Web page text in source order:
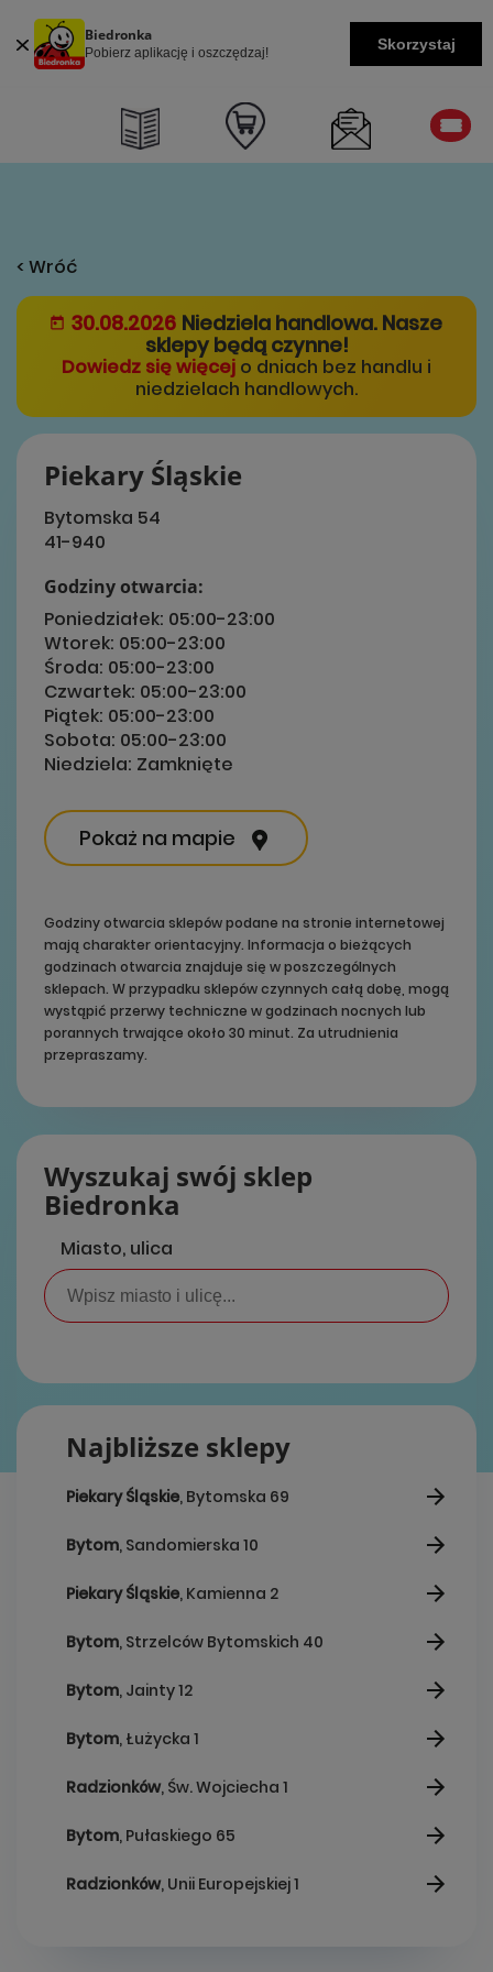
Biedronka
Pobierz aplikację i oszczędzaj! Skorzystaj
< Wróć
30.08.2026 Niedziela handlowa. Nasze
sklepy będą czynne!
Dowiedz się więcej o dniach bez handlu i
niedzielach handlowych.
Piekary Śląskie
Bytomska 54
41-940
Godziny otwarcia:
Poniedziałek: 05:00-23:00
Wtorek: 05:00-23:00
Środa: 05:00-23:00
Czwartek: 05:00-23:00
Piątek: 05:00-23:00
Sobota: 05:00-23:00
Niedziela: Zamknięte
Pokaż na mapie
Godziny otwarcia sklepów podane na stronie internetowej
mają charakter orientacyjny. Informacja o bieżących
godzinach otwarcia znajduje się w poszczególnych
sklepach. W przypadku sklepów czynnych całą dobę, mogą
wystąpić przerwy techniczne w godzinach nocnych lub
porannych trwające około 30 minut. Za utrudnienia
przepraszamy.
Wyszukaj swój sklep
Biedronka
Miasto, ulica
Najbliższe sklepy
Piekary Śląskie, Bytomska 69
Bytom, Sandomierska 10
Piekary Śląskie, Kamienna 2
Bytom, Strzelców Bytomskich 40
Bytom, Jainty 12
Bytom, Łużycka 1
Radzionków, Św. Wojciecha 1
Bytom, Pułaskiego 65
Radzionków, Unii Europejskiej 1